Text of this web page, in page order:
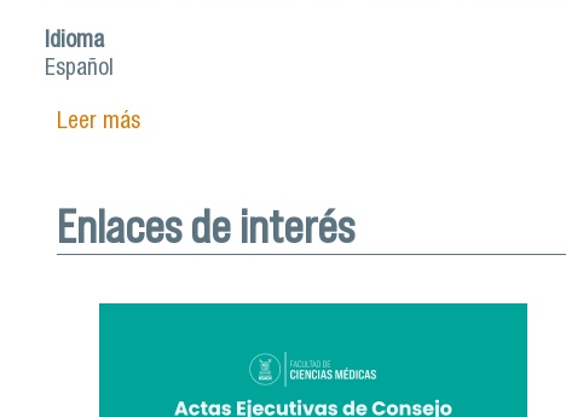
Idioma
Español
Leer mássobre Académica Mónica Erlbaun promueve
Enlaces de interés